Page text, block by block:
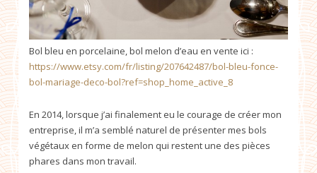
Bol bleu en porcelaine, bol melon d’eau en vente ici :
https://www.etsy.com/fr/listing/207642487/bol-bleu-fonce-
bol-mariage-deco-bol?ref=shop_home_active_8
En 2014, lorsque j’ai finalement eu le courage de créer mon
entreprise, il m’a semblé naturel de présenter mes bols
végétaux en forme de melon qui restent une des pièces
phares dans mon travail.